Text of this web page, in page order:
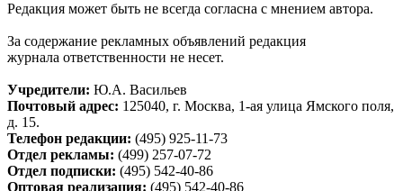
Редакция может быть не всегда согласна с мнением автора.
За содержание рекламных объявлений редакция
журнала ответственности не несет.
Учредители: Ю.А. Васильев
Почтовый адрес: 125040, г. Москва, 1-ая улица Ямского поля,
д. 15.
Телефон редакции: (495) 925-11-73
Отдел рекламы: (499) 257-07-72
Отдел подписки: (495) 542-40-86
Оптовая реализация: (495) 542-40-86